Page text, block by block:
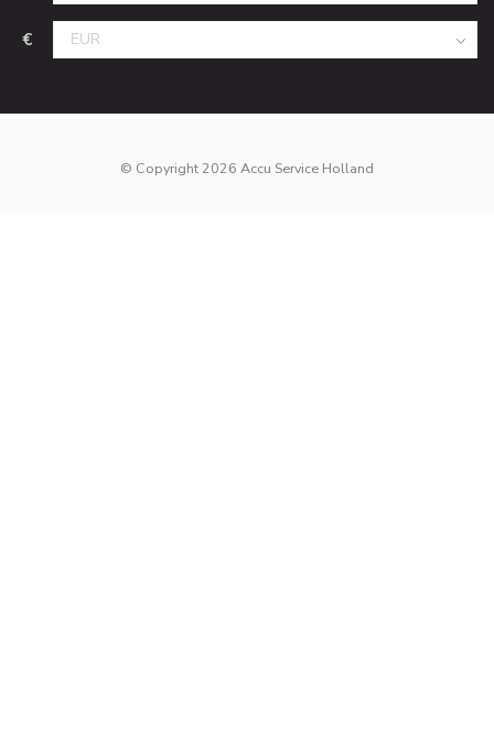
€
© Copyright 2026 Accu Service Holland